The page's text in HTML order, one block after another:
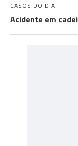
CASOS DO DIA
Acidente em